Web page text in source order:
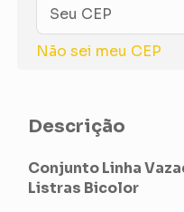
Não sei meu CEP
Descrição
Conjunto Linha
Listras Bicolor